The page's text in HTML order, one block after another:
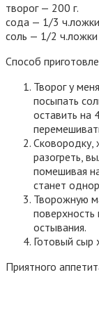
творог — 200 г.
сода — 1/3 ч.ложки
соль — 1/2 ч.ложки
Способ
Творог у
посыпать
оставить на
Сковородку,
разогреть,
помешивая
станет
Творожную
остывания.
Готовый сыр
Приятного